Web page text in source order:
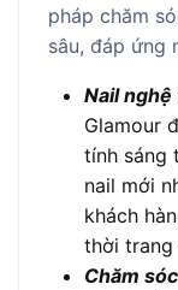
pháp chăm
sâu, đáp ứng
Nail
Glamour
tính sáng
nail mới
khách
thời trang
Chăm